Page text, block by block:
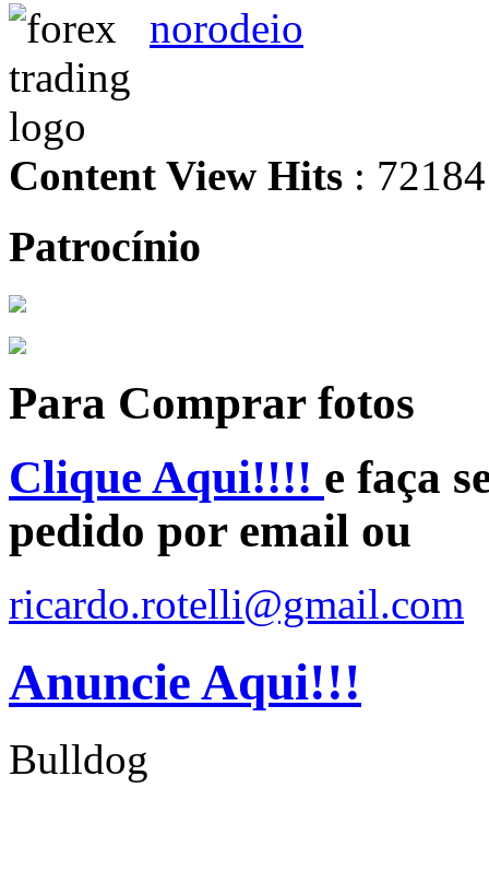
norodeio
Content View Hits :
Patrocínio
Para Comprar fotos
Clique Aqui!!!! e faça
pedido por email ou
ricardo.rotelli@gmail.com
Anuncie Aqui!!!
Bulldog